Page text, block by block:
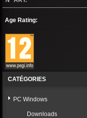
Age Rating:
CATÉGORIES
PC Windows
Downloads